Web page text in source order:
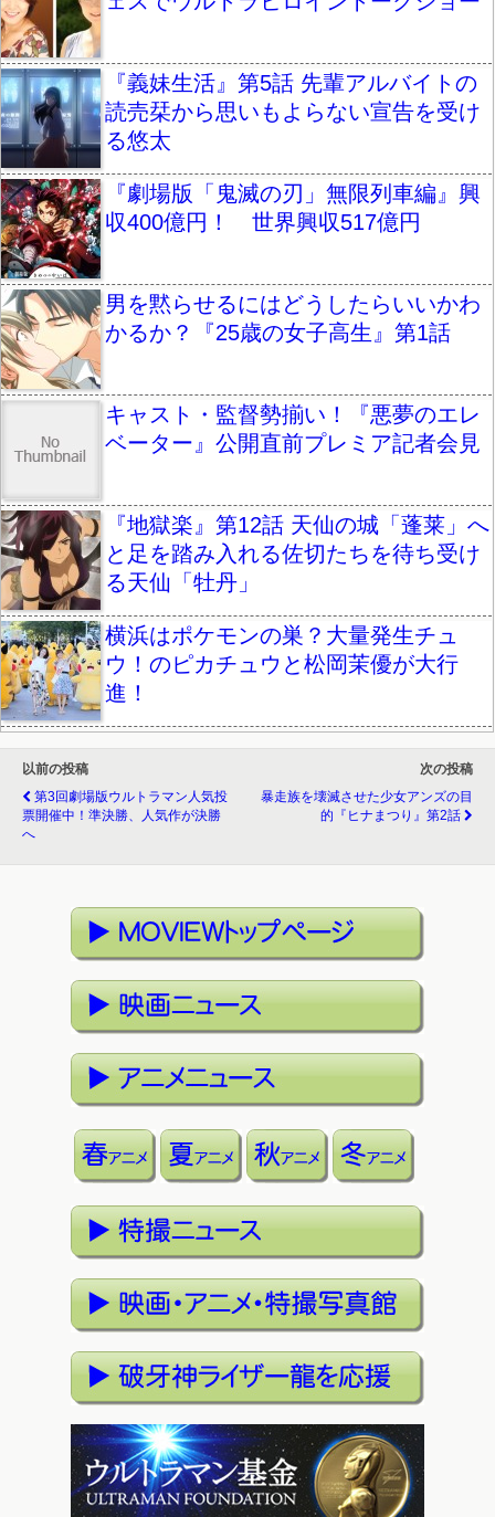
『義妹生活』第5話 先輩アルバイトの
読売栞から思いもよらない宣告を受け
る悠太
『劇場版「鬼滅の刃」無限列車編』興
収400億円！ 世界興収517億円
男を黙らせるにはどうしたらいいかわ
かるか？『25歳の女子高生』第1話
キャスト・監督勢揃い！『悪夢のエレ
ベーター』公開直前プレミア記者会見
『地獄楽』第12話 天仙の城「蓬莱」へ
と足を踏み入れる佐切たちを待ち受け
る天仙「牡丹」
横浜はポケモンの巣？大量発生チュ
ウ！のピカチュウと松岡茉優が大行
進！
以前の投稿
第3回劇場版ウルトラマン人気投
票開催中！準決勝、人気作が決勝
へ
次の投稿
暴走族を壊滅させた少女アンズの目
的『ヒナまつり』第2話